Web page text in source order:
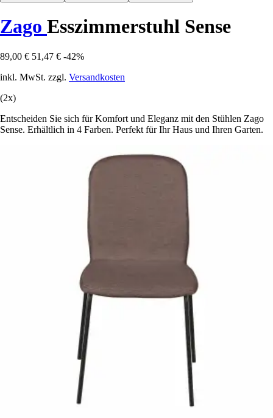
Zago Esszimmerstuhl Sense
89,00 € 51,47 € -42%
inkl. MwSt. zzgl. Versandkosten
(2x)
Entscheiden Sie sich für Komfort und Eleganz mit den Stühlen Zago
Sense. Erhältlich in 4 Farben. Perfekt für Ihr Haus und Ihren Garten.